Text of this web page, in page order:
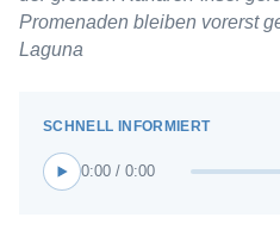
Promenaden bleiben vorerst
Laguna
0:00 / 0:00